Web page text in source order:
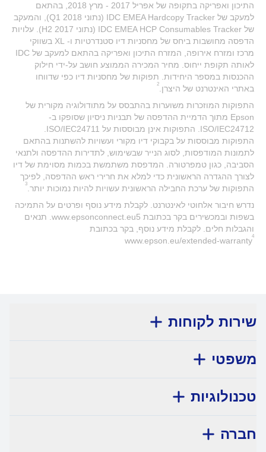
התיכון ואפריקה בתקופה של אפריל 2017 - מרץ 2018, בהתאם
למעקב של IDC EMEA Hardcopy Tracker (נתוני Q1 2018), והמעקב
של IDC EMEA HCP Consumables Tracker (נתוני H2 2017). עלויות
הדפסה מחושבות ביחס של מחסניות דיו סטנדרטיות ו- XL בשווקי
מרכז ומזרח אירופה, המזרח התיכון ואפריקה בהתאם למעקב של IDC
לאותה תקופת ייחוס. מחיר המכירה הממוצע חושב על-ידי חילוק
ההכנסות במספר היחידות. תפוקות של מחסניות דיו כפי שדווחו
באתרי האינטרנט של היצרן. 2
התפוקות המוזכרות משוערות בהתבסס על מתודולוגיה מקורית של
Epson מתוך הדמיית ההדפסה של תבניות ניסיון שסופקו ב-
‏‫התפוקות מבוססות על בקבוקי דיו מקורי ועשויות להשתנות בהתאם
לתמונות המודפסות, לסוג הנייר שבשימוש, לתדירות ההדפסה ולתנאי
הסביבה, כגון טמפרטורה. המדפסת משתמשת בכמות מסוימת של דיו
לצורך ההגדרה הראשונית כדי למלא את חרירי ראש ההדפסה, לפיכך
התפוקות של ערכת החבילה הראשונית עשויות להיות נמוכות יותר. 3
נדרש חיבור אלחוטי לאינטרנט. לקבלת מידע נוסף ופרטים על התמיכה
בשפות ובמכשירים בקר בכתובת www.epsonconnect.eu5. תנאים
והגבלות חלים. לקבלת מידע נוסף, בקר בכתובת
www.epson.eu/extended-warranty4
שירות לקוחות
משפטי
טכנולוגיות
חברה